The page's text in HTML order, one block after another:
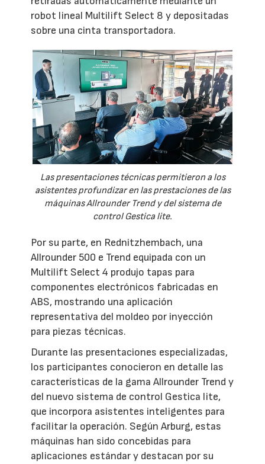
robot lineal Multilift Select 8 y depositadas
sobre una cinta transportadora.
Las presentaciones técnicas permitieron a los
asistentes profundizar en las prestaciones de las
máquinas Allrounder Trend y del sistema de
control Gestica lite.
Por su parte, en Rednitzhembach, una
Allrounder 500 e Trend equipada con un
Multilift Select 4 produjo tapas para
componentes electrónicos fabricadas en
ABS, mostrando una aplicación
representativa del moldeo por inyección
para piezas técnicas.
Durante las presentaciones especializadas,
los participantes conocieron en detalle las
características de la gama Allrounder Trend y
del nuevo sistema de control Gestica lite,
que incorpora asistentes inteligentes para
facilitar la operación. Según Arburg, estas
máquinas han sido concebidas para
aplicaciones estándar y destacan por su